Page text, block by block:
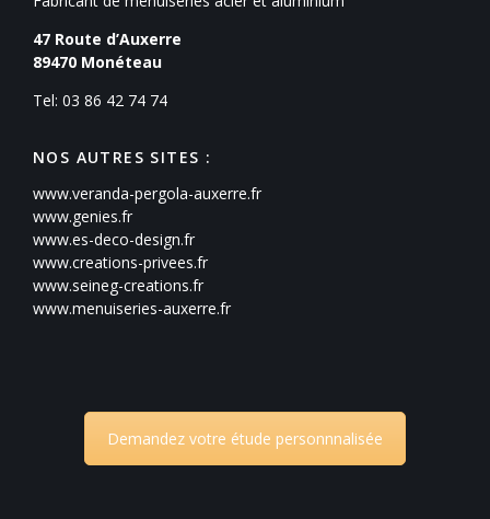
47 Route d’Auxerre
89470 Monéteau
Tel: 03 86 42 74 74
NOS AUTRES SITES :
www.veranda-pergola-auxerre.fr
www.genies.fr
www.es-deco-design.fr
www.creations-privees.fr
www.seineg-creations.fr
www.menuiseries-auxerre.fr
Demandez votre étude personnnalisée